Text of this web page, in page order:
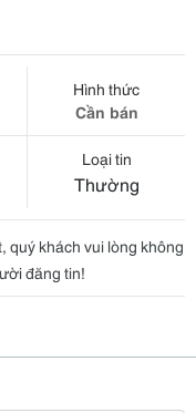
Hình thức
Cần bán
Loại tin
Thường
quý khách vui lòng không
đăng tin!